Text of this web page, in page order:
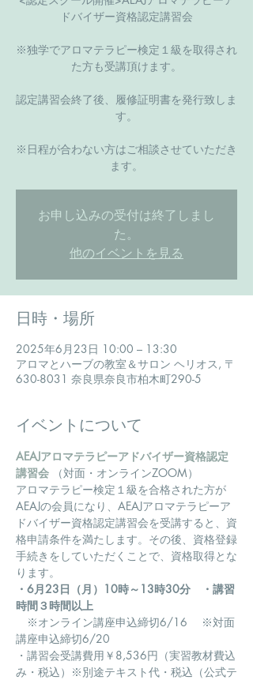
ドバイザー資格認定講習会
※独学でアロマテラピー検定１級を取得され
た方も受講頂けます。
認定講習会終了後、履修証明書を発行致しま
す。
​※日程が合わない方はご相談させていただき
ます。
お申し込みの受付は終了しまし
た。
他のイベントを見る
日時・場所
2025年6月23日 10:00 – 13:30
アロマとハーブの教室＆サロン ヘリオス, 〒
630-8031 奈良県奈良市柏木町290-5
イベントについて
AEAJアロマテラピーアドバイザー資格認定
講習会 （対面・オンラインZOOM）
アロマテラピー検定１級を合格された方が
AEAJの会員になり、AEAJアロマテラピーア
ドバイザー資格認定講習会を受講すると、資
格申請条件を満たします。その後、資格登録
手続きをしていただくことで、資格取得とな
ります。
・6月23日（月）10時～13時30分　・講習
時間３時間以上
※オンライン講座申込締切6/16 　※対面
講座申込締切6/20
・講習会受講費用￥8,536円（実習教材費込
み・税込）※別途テキスト代・税込（公式テ